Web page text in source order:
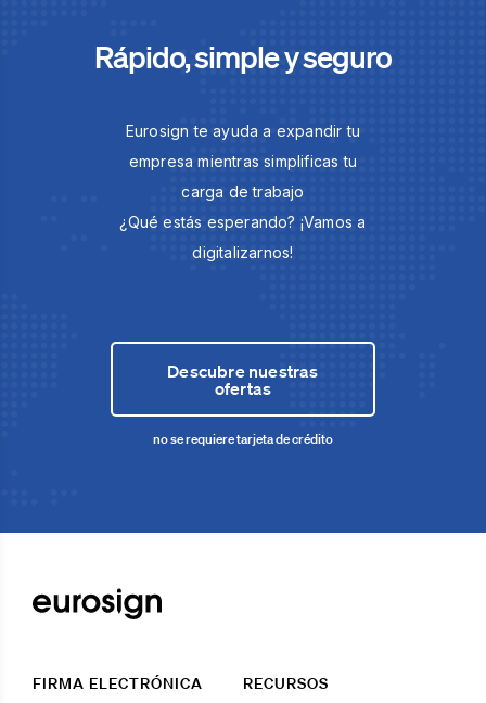
Rápido, simple y seguro
Eurosign te ayuda a expandir tu
empresa mientras simplificas tu
carga de trabajo
¿Qué estás esperando? ¡Vamos a
digitalizarnos!
Descubre nuestras
ofertas
no se requiere tarjeta de crédito
FIRMA ELECTRÓNICA RECURSOS